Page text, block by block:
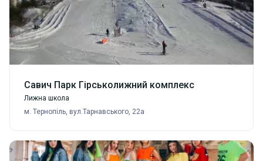
Савич Парк Гірськолижний комплекс
Лижна школа
м. Тернопіль, вул.Тарнавського, 22а